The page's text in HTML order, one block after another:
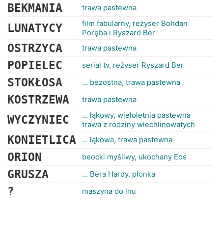
BEKMANIA trawa pastewna
LUNATYCY
film fabularny, reżyser Bohdan
Poręba i Ryszard Ber
OSTRZYCA trawa pastewna
POPIELEC serial tv, reżyser Ryszard Ber
STOKŁOSA ... bezostna, trawa pastewna
KOSTRZEWA trawa pastewna
WYCZYNIEC
... łąkowy, wieloletnia pastewna
trawa z rodziny wiechlinowatych
KONIETLICA ... łąkowa, trawa pastewna
ORION beocki myśliwy, ukochany Eos
GRUSZA ... Bera Hardy, płonka
? maszyna do lnu